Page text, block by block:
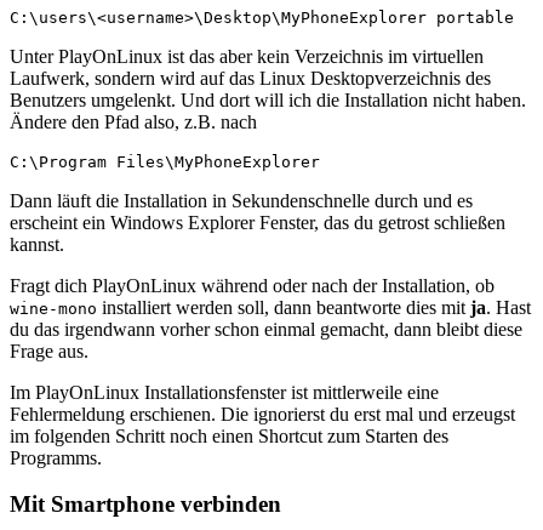
C:\users\<username>\Desktop\MyPhoneExplorer portable
Unter PlayOnLinux ist das aber kein Verzeichnis im virtuellen
Laufwerk, sondern wird auf das Linux Desktopverzeichnis des
Benutzers umgelenkt. Und dort will ich die Installation nicht haben.
Ändere den Pfad also, z.B. nach
C:\Program Files\MyPhoneExplorer
Dann läuft die Installation in Sekundenschnelle durch und es
erscheint ein Windows Explorer Fenster, das du getrost schließen
kannst.
Fragt dich PlayOnLinux während oder nach der Installation, ob
wine-mono installiert werden soll, dann beantworte dies mit ja. Hast
du das irgendwann vorher schon einmal gemacht, dann bleibt diese
Frage aus.
Im PlayOnLinux Installationsfenster ist mittlerweile eine
Fehlermeldung erschienen. Die ignorierst du erst mal und erzeugst
im folgenden Schritt noch einen Shortcut zum Starten des
Programms.
Mit Smartphone verbinden